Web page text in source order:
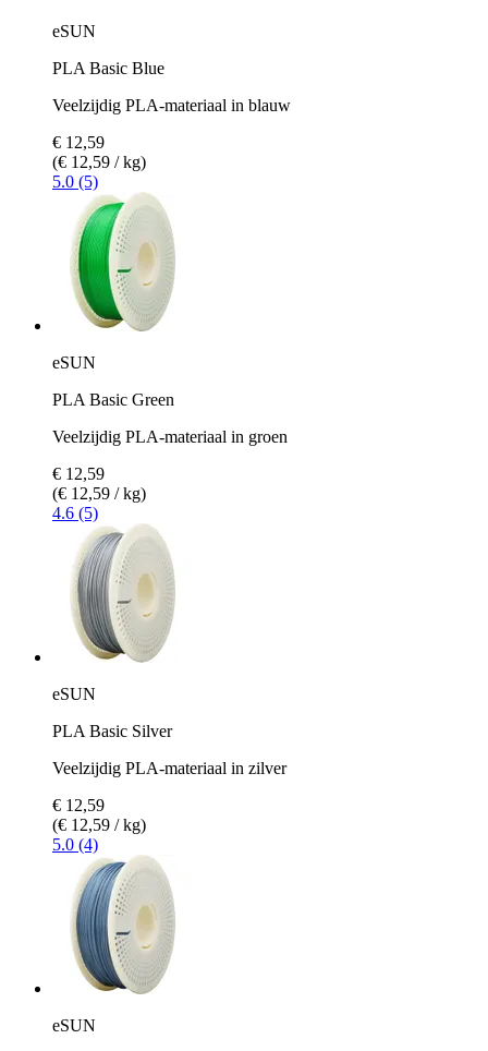
eSUN
PLA Basic Blue
Veelzijdig PLA-materiaal in blauw
€ 12,59
(€ 12,59 / kg)
5.0 (5)
eSUN
PLA Basic Green
Veelzijdig PLA-materiaal in groen
€ 12,59
(€ 12,59 / kg)
4.6 (5)
eSUN
PLA Basic Silver
Veelzijdig PLA-materiaal in zilver
€ 12,59
(€ 12,59 / kg)
5.0 (4)
eSUN